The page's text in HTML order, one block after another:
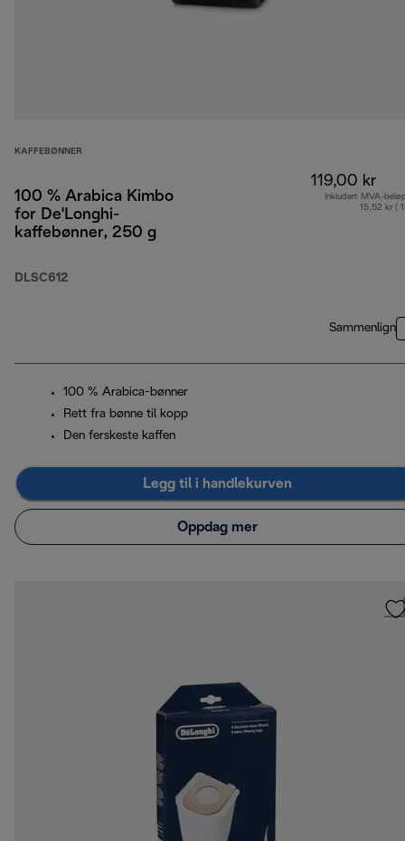
KAFFEBØNNER
100 % Arabica Kimbo
for De'Longhi-
kaffebønner, 250 g
DLSC612
119,00 kr
Inkludert MVA-
15,52 kr (
Sammenlign
100 % Arabica-bønner
Rett fra bønne til kopp
Den ferskeste kaffen
Legg til i handlekurven
Oppdag mer